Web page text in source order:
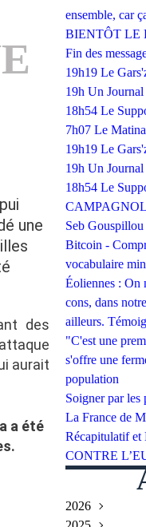
une
des
aurait
a été
ensemble, car
BIENTÔT LE
Fin des
19h19 Le
19h Un Journal
18h54 Le
7h07 Le
19h19 Le
19h Un Journal
18h54 Le
Seb Gouspillou
Bitcoin -
vocabulaire
Éoliennes : On
cons, dans
ailleurs.
"C'est une
s'offre une
population
Soigner par les
La France de
Récapitulatif
CONTRE
2026